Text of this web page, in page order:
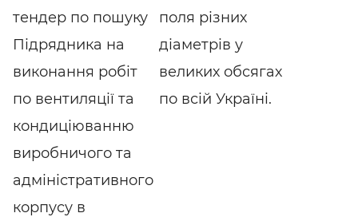
тендер по пошуку
Підрядника на
виконання робіт
по вентиляції та
кондиціюванню
виробничого та
адміністративного
корпусу в
поля різних
діаметрів у
великих обсягах
по всій Україні.